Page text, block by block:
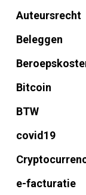
Auteursrecht
Beleggen
Bitcoin
BTW
covid19
e-facturatie